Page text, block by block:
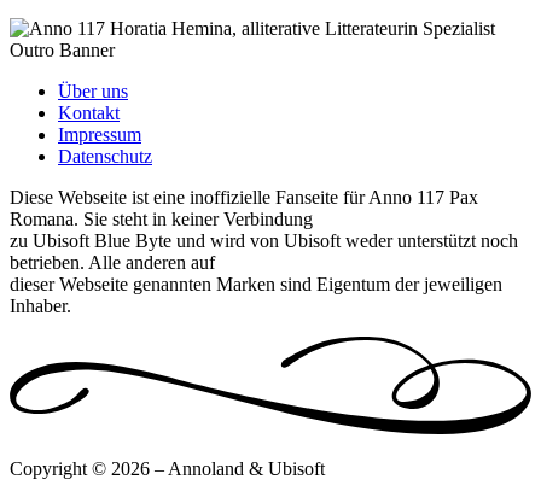
Über uns
Kontakt
Impressum
Datenschutz
Diese Webseite ist eine inoffizielle Fanseite für Anno 117 Pax
Romana. Sie steht in keiner Verbindung
zu Ubisoft Blue Byte und wird von Ubisoft weder unterstützt noch
betrieben. Alle anderen auf
dieser Webseite genannten Marken sind Eigentum der jeweiligen
Inhaber.
Copyright © 2026 – Annoland & Ubisoft